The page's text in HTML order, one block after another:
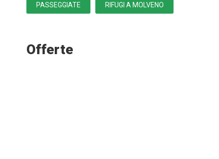
PASSEGGIATE RIFUGI A MOLVENO
Offerte